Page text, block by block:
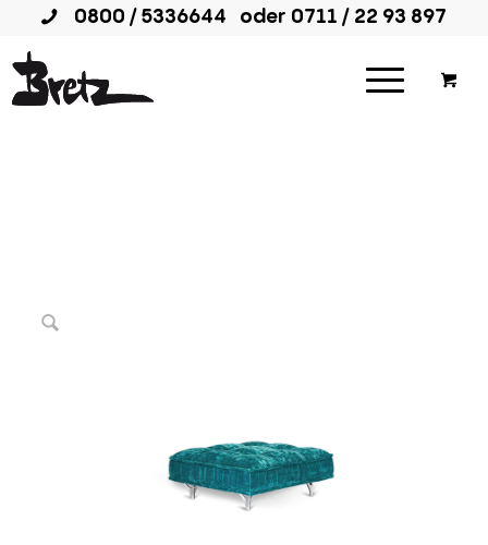
0800 / 5336644 oder 0711 / 22 93 897